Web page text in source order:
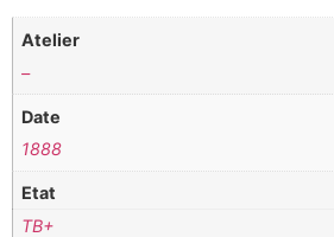
Atelier
–
Date
1888
Etat
TB+